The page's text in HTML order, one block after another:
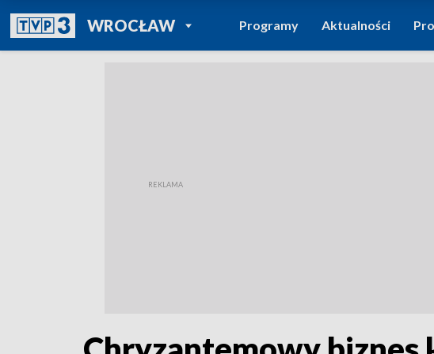
WROCŁAWPOWRÓT DO
TVP REGIONY
Programy Aktualności